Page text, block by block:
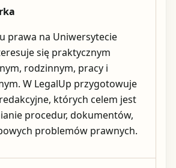
prawa na Uniwersytecie
się praktycznym
rodzinnym, pracy i
W LegalUp przygotowuje
których celem jest
procedur, dokumentów,
problemów prawnych.